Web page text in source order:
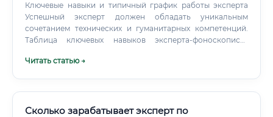
Ключевые навыки и типичный график работы эксперта
Успешный эксперт должен обладать уникальным
сочетанием технических и гуманитарных компетенций.
Таблица ключевых навыков эксперта-фоноскописта
офисный график – 5/2, с 9:00 до 18:00. Однако профессия
Читать статью →
Сколько зарабатывает эксперт по